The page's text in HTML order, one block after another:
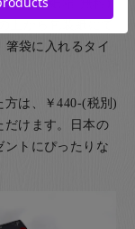
わず、紙箱(無料)
袋に入れるタイ
は、￥440-(税別)
だけます。日本の
トにぴったりな